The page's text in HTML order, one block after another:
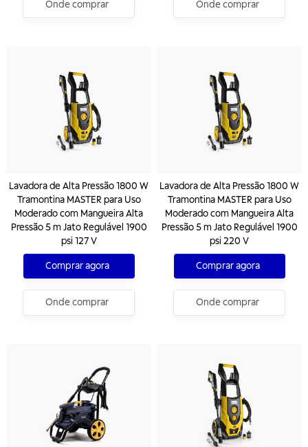
Onde comprar Onde comprar
Lavadora de Alta Pressão 1800 W
Tramontina MASTER para Uso
Moderado com Mangueira Alta
Pressão 5 m Jato Regulável 1900
psi 127 V
Comprar agora
Onde comprar
Lavadora de Alta Pressão 1800 W
Tramontina MASTER para Uso
Moderado com Mangueira Alta
Pressão 5 m Jato Regulável 1900
psi 220 V
Comprar agora
Onde comprar